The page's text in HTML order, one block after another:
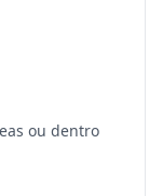
ou dentro